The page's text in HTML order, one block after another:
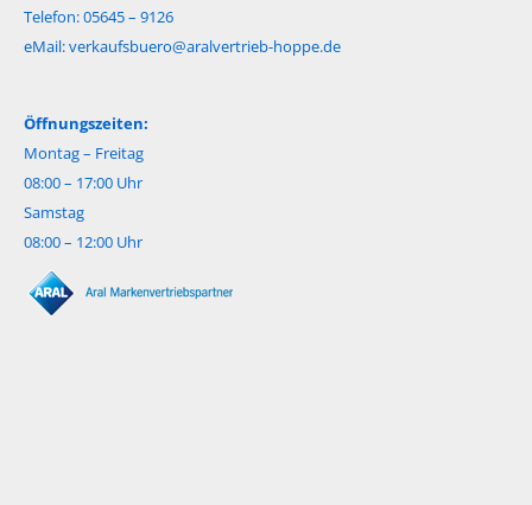
Telefon: 05645 – 9126
eMail:verkaufsbuero@aralvertrieb-hoppe.de
Öffnungszeiten:
Montag – Freitag
08:00 – 17:00 Uhr
Samstag
08:00 – 12:00 Uhr